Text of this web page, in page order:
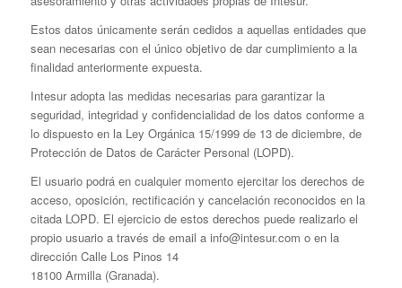
Estos datos únicamente serán cedidos a aquellas entidades que
sean necesarias con el único objetivo de dar cumplimiento a la
finalidad anteriormente expuesta.
Intesur adopta las medidas necesarias para garantizar la
seguridad, integridad y confidencialidad de los datos conforme a
lo dispuesto en la Ley Orgánica 15/1999 de 13 de diciembre, de
Protección de Datos de Carácter Personal (LOPD).
El usuario podrá en cualquier momento ejercitar los derechos de
acceso, oposición, rectificación y cancelación reconocidos en la
citada LOPD. El ejercicio de estos derechos puede realizarlo el
propio usuario a través de email a info@intesur.com o en la
dirección Calle Los Pinos 14
18100 Armilla (Granada).